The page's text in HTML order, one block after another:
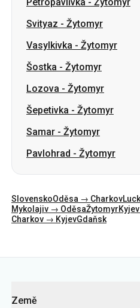
Šostka-Žytomyr
Lozova-Žytomyr
Šepetivka-Žytomyr
Samar-Žytomyr
Pavlohrad-Žytomyr
SlovenskoOděsa → Charkov
Mykolajiv → Oděsa
Charkov → KyjevGdaňsk
Kategorie